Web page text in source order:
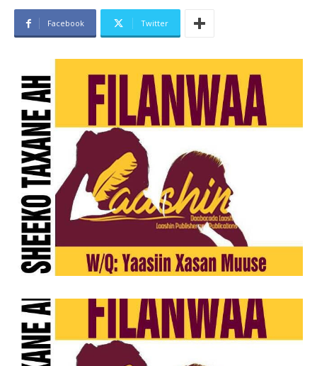
Facebook Twitter